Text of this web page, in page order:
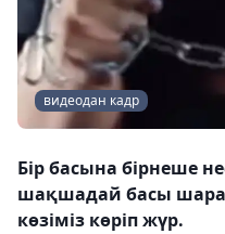
видеодан кадр
Бір басына бірнеше
шақшадай басы
көзіміз көріп жүр.